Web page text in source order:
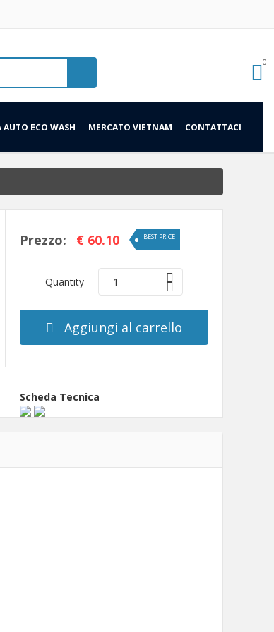
0
AUTO ECO WASH MERCATO VIETNAM CONTATTACI
Prezzo: € 60.10 BEST PRICE
Quantity 1
Aggiungi al carrello
Scheda Tecnica